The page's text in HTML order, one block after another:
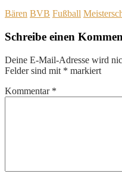
Bären BVB Fußball
Schreibe einen
Deine E-Mail-Adresse wird
Felder sind mit * markiert
Kommentar *